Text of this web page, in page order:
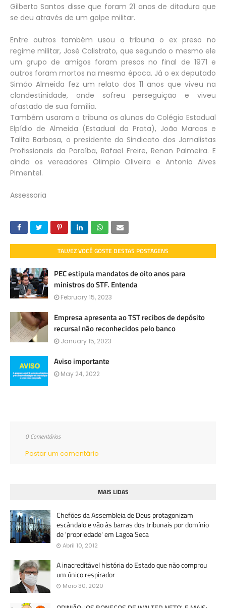
Gilberto Santos disse que foram 21 anos de ditadura que
se deu através de um golpe militar.
Entre outros também usou a tribuna o ex preso no
regime militar, José Calistrato, que segundo o mesmo ele
um grupo de amigos foram presos no final de 1971 e
outros foram mortos na mesma época. Já o ex deputado
Simão Almeida fez um relato dos 11 anos que viveu na
clandestinidade, onde sofreu perseguição e viveu
afastado de sua família.
Também usaram a tribuna os alunos do Colégio Estadual
Elpídio de Almeida (Estadual da Prata), João Marcos e
Talita Barbosa, o presidente do Sindicato dos Jornalistas
Profissionais da Paraíba, Rafael Freire, Renan Palmeira. E
ainda os vereadores Olimpio Oliveira e Antonio Alves
Pimentel.
Assessoria
TALVEZ VOCÊ GOSTE DESTAS POSTAGENS
PEC estipula mandatos de oito anos para
ministros do STF. Entenda
February 15, 2023
Empresa apresenta ao TST recibos de depósito
recursal não reconhecidos pelo banco
January 15, 2023
Aviso importante
May 24, 2022
0 Comentários
Postar um comentário
MAIS LIDAS
Chefões da Assembleia de Deus protagonizam
escândalo e vão às barras dos tribunais por domínio
de 'propriedade' em Lagoa Seca
Abril 10, 2012
A inacreditável história do Estado que não comprou
um único respirador
Maio 30, 2020